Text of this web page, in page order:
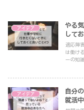
アイデア
やる
して
適応障
は働け
ーの知
アイデア
自分
就活